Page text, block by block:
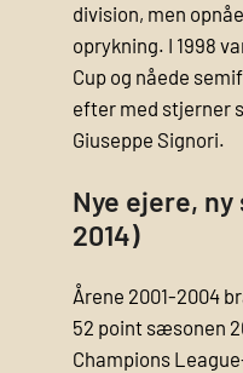
division, men
oprykning. I 1998
Cup og nåede
efter med stjerner
Giuseppe Signori.
Nye ejere,
2014)
Årene 2001-2004
52 point sæsonen
Champions